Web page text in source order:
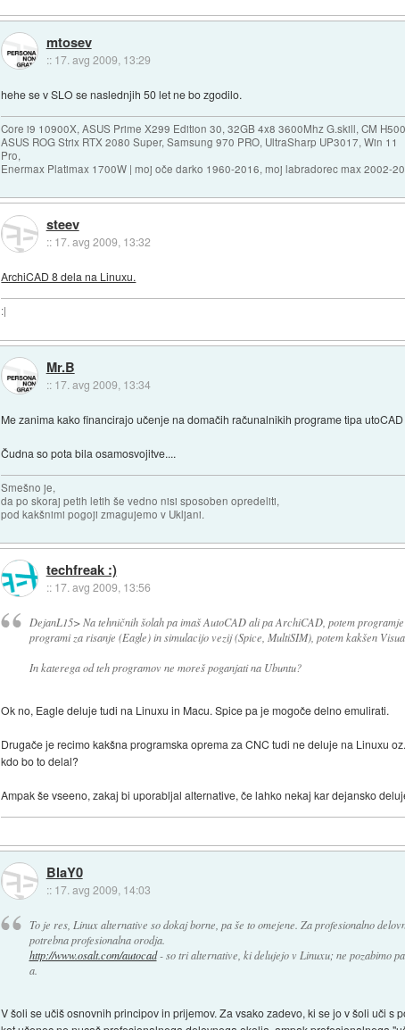
mtosev
:: 17. avg 2009, 13:29
hehe se v SLO se naslednjih 50 let ne bo zgodilo.
Core i9 10900X, ASUS Prime X299 Edition 30, 32GB 4x8 3600Mhz G.skill, CM
ASUS ROG Strix RTX 2080 Super, Samsung 970 PRO, UltraSharp UP3017, Win 11
Pro,
Enermax Platimax 1700W | moj oče darko 1960-2016, moj labradorec max 2002-
steev
:: 17. avg 2009, 13:32
ArchiCAD 8 dela na Linuxu.
:|
Mr.B
:: 17. avg 2009, 13:34
Me zanima kako financirajo učenje na domačih računalnikih programe tipa
Čudna so pota bila osamosvojitve....
Smešno je,
da po skoraj petih letih še vedno nisi sposoben opredeliti,
pod kakšnimi pogoji zmagujemo v Ukljani.
techfreak :)
:: 17. avg 2009, 13:56
DejanL15> Na tehničnih šolah pa imaš AutoCAD ali pa ArchiCAD, potem
programi za risanje (Eagle) in simulacijo vezij (Spice, MultiSIM), potem kakšen
In katerega od teh programov ne moreš poganjati na Ubuntu?
Ok no, Eagle deluje tudi na Linuxu in Macu. Spice pa je mogoče delno emulirati.
Drugače je recimo kakšna programska oprema za CNC tudi ne deluje na Linuxu
kdo bo to delal?
Ampak še vseeno, zakaj bi uporabljal alternative, če lahko nekaj kar dejansko
BlaY0
:: 17. avg 2009, 14:03
To je res, Linux alternative so dokaj borne, pa še to omejene. Za profesionalno
potrebna profesionalna orodja.
http://www.osalt.com/autocad- so tri alternative, ki delujejo v Linuxu; ne pozabimo
a.
V šoli se učiš osnovnih principov in prijemov. Za vsako zadevo, ki se jo v šoli uči